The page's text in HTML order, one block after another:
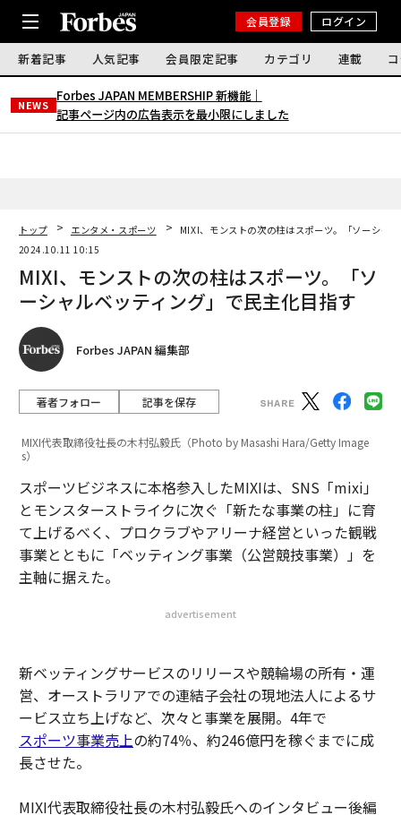
会員登録 ログイン
新着記事 人気記事 会員限定記事 カテゴリ 連載
NEWS
Forbes JAPAN MEMBERSHIP 新機能｜
記事ページ内の広告表示を最小限にしました
トップ エンタメ・スポーツ
MIXI、モンストの次の柱はスポーツ。「ソーシャ
2024.10.11 10:15
MIXI、モンストの次の柱はスポーツ。「ソ
ーシャルベッティング」で民主化目指す
Forbes JAPAN 編集部
著者フォロー 記事を保存
MIXI代表取締役社⻑の木村弘毅氏（Photo by Masashi Hara/Getty Image
s）
スポーツビジネスに本格参入したMIXIは、SNS「mixi」
とモンスターストライクに次ぐ「新たな事業の柱」に育
て上げるべく、プロクラブやアリーナ経営といった観戦
事業とともに「ベッティング事業（公営競技事業）」を
主軸に据えた。
advertisement
新ベッティングサービスのリリースや競輪場の所有・運
営、オーストラリアでの連結子会社の現地法人によるサ
ービス立ち上げなど、次々と事業を展開。4年で
スポーツ事業売上の約74％、約246億円を稼ぐまでに成
長させた。
MIXI代表取締役社⻑の木村弘毅氏へのインタビュー後編